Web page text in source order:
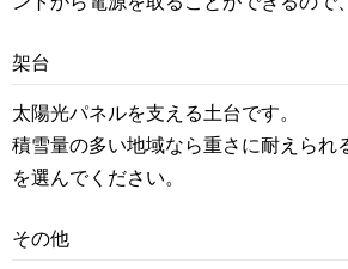
架台
太陽光パネルを支える土台です。
積雪量の多い地域なら重さに耐えられ
を選んでください。
その他